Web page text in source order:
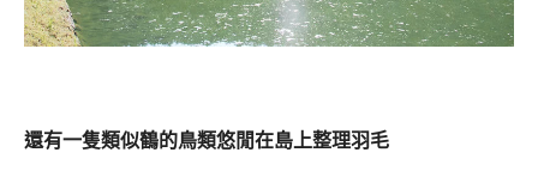
還有一隻類似鶴的鳥類悠閒在島上整理羽毛